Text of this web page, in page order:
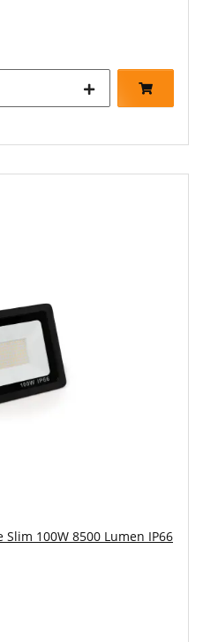
100W 8500 Lumen IP66